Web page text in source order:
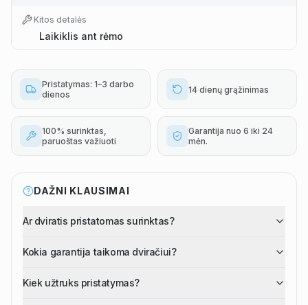
Kitos detalės
Laikiklis ant rėmo
Pristatymas: 1–3 darbo
dienos
14 dienų grąžinimas
100% surinktas,
paruoštas važiuoti
Garantija nuo 6 iki 24
mėn.
DAŽNI KLAUSIMAI
Ar dviratis pristatomas surinktas?
Kokia garantija taikoma dviračiui?
Kiek užtruks pristatymas?